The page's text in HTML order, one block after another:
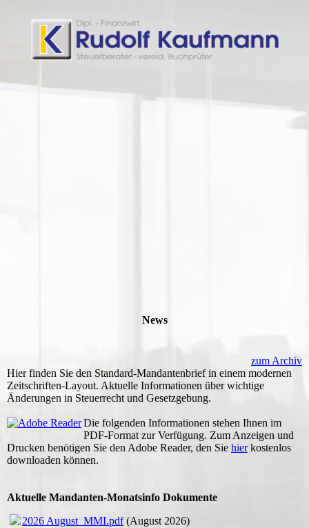
News
zum Archiv
Hier finden Sie den Standard-Mandantenbrief in einem modernen
Zeitschriften-Layout. Aktuelle Informationen über wichtige
Änderungen in Steuerrecht und Gesetzgebung.
Die folgenden Informationen stehen Ihnen im
PDF-Format zur Verfügung. Zum Anzeigen und
Drucken benötigen Sie den Adobe Reader, den Sie hierkostenlos
downloaden können.
Aktuelle Mandanten-Monatsinfo Dokumente
2026 August_MMI.pdf(August 2026)